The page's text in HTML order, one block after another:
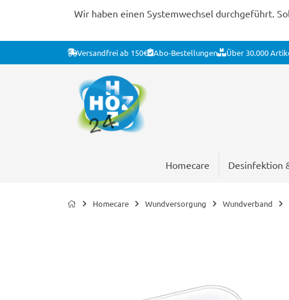
Wir haben einen Systemwechsel durchgeführt.
Versandfrei ab 150€ Abo-Bestellungen Über 30.000
Homecare Desinfektion
Homecare Wundversorgung Wundverband